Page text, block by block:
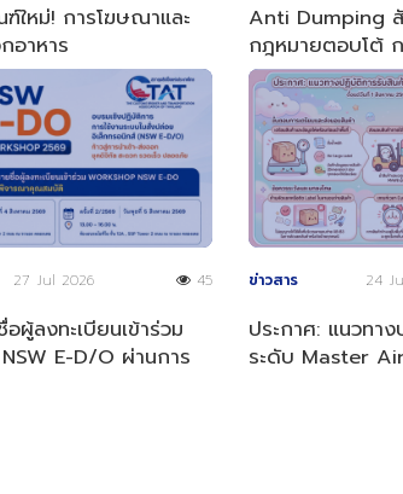
ใหม่! การโฆษณาและ
อาหาร
Anti Dumping สั
กฎหมายตอบโต้
การนำเข้าสินค้าเ
27 Jul 2026 45
ผู้ลงทะเบียนเข้าร่วม
E-D/O ผ่านการ
ข่าวสาร 24
ประกาศ: แนวทา
ระดับ Master